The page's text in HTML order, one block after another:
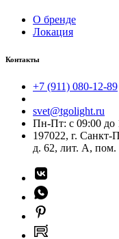
О бренде
Локация
Контакты
+7 (911) 080-12-89
svet@tgolight.ru
Пн-Пт: с 09:00 до
197022, г. Санкт-
д. 62, лит. А,